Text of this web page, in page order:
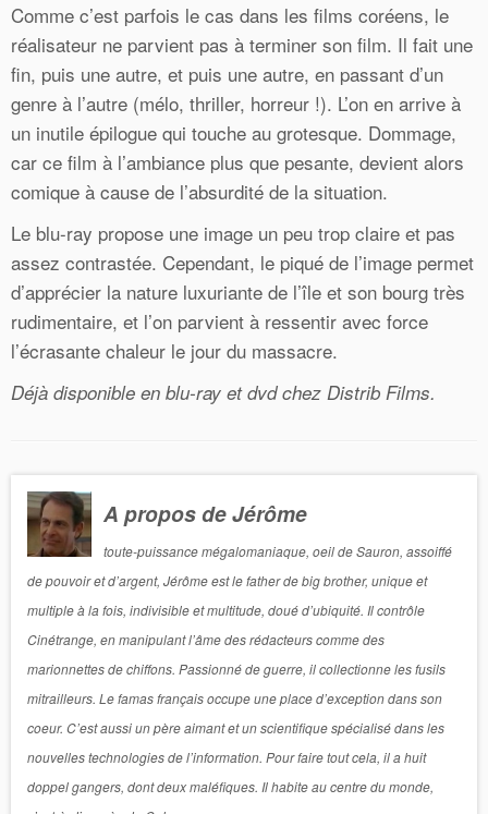
Comme c’est parfois le cas dans les films coréens, le
réalisateur ne parvient pas à terminer son film. Il fait une
fin, puis une autre, et puis une autre, en passant d’un
genre à l’autre (mélo, thriller, horreur !). L’on en arrive à
un inutile épilogue qui touche au grotesque. Dommage,
car ce film à l’ambiance plus que pesante, devient alors
comique à cause de l’absurdité de la situation.
Le blu-ray propose une image un peu trop claire et pas
assez contrastée. Cependant, le piqué de l’image permet
d’apprécier la nature luxuriante de l’île et son bourg très
rudimentaire, et l’on parvient à ressentir avec force
l’écrasante chaleur le jour du massacre.
Déjà disponible en blu-ray et dvd chez Distrib Films.
A propos de Jérôme
toute-puissance mégalomaniaque, oeil de Sauron, assoiffé
de pouvoir et d’argent, Jérôme est le father de big brother, unique et
multiple à la fois, indivisible et multitude, doué d’ubiquité. Il contrôle
Cinétrange, en manipulant l’âme des rédacteurs comme des
marionnettes de chiffons. Passionné de guerre, il collectionne les fusils
mitrailleurs. Le famas français occupe une place d’exception dans son
coeur. C’est aussi un père aimant et un scientifique spécialisé dans les
nouvelles technologies de l’information. Pour faire tout cela, il a huit
doppel gangers, dont deux maléfiques. Il habite au centre du monde,